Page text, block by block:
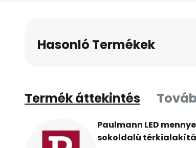
Hasonló Termékek
Termék áttekintés
Paulmann LED
sokoldalú